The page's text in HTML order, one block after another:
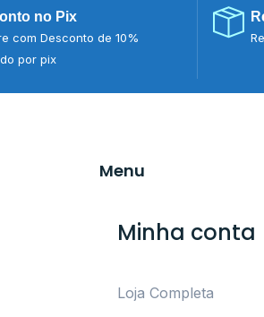
no Pix
com Desconto de 10%
por pix
Menu
Minha conta
Loja Completa